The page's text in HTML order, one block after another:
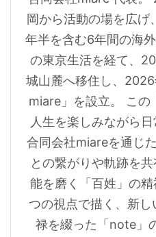
岡から活動の場を広げ
年半を含む6年間の海
の東京生活を経て、
城山麓へ移住し、
miare」を設立。 この
人生を楽しみながら
合同会社miareを通じ
との繋がりや軌跡を
能を磨く「百姓」の
つの視点で描く、新
禄を綴った「note」